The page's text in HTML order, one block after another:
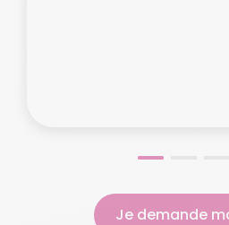
Je demande